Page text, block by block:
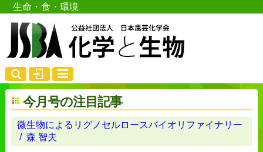
生命・食・環境
今月号の注目記事
微生物によるリグノセルロースバイオリファイナリー
/ 森 智夫